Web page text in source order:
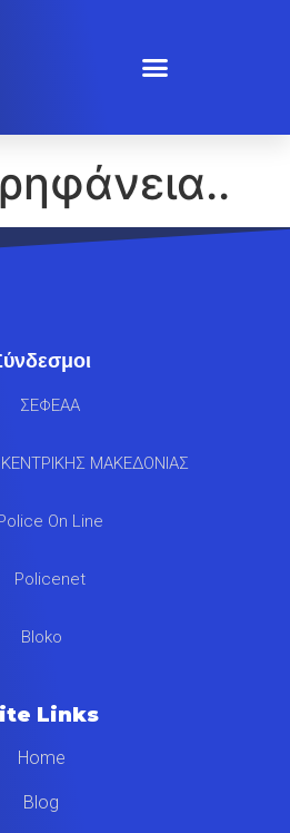
ΣΕΦΕΑΑ
ΜΑΚΕΔΟΝΙΑΣ
On Line
Policenet
Bloko
Links
Home
Blog